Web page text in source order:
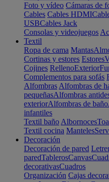
Foto y vídeo Cámaras de
Cables Cables HDMI
USBCables Jack
Consolas y videojuegos
Textil
Ropa de cama Mantas
Cortinas y estores Estores
Cojines RellenoExterior
Complementos para sofás
Alfombras Alfombras de
pequeñasAlfombras
exteriorAlfombras de baño
infantiles
Textil baño Albornoces
Textil cocina Manteles
Decoración
Decoración de pared
paredTablerosCanvas
decorativasCuadros
Organización Cajas